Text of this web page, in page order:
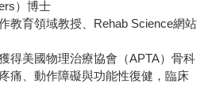
）博士
教育領域教授、Rehab Science網站
得美國物理治療協會（APTA）骨科
痛、動作障礙與功能性復健，臨床